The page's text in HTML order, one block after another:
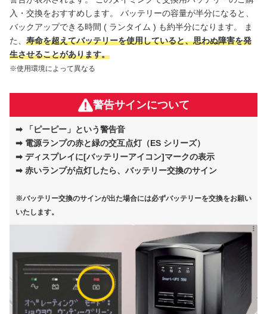
入・交換をおすすめします。 バッテリーの容量が半分になると、
バックアップできる時間 ( ランタイム ) も約半分になります。 ま
た、 寿命を超えてバッテリーを使用していると、思わぬ障害を発
生させることがあります。
※使用環境によって異なる
警告サインについて
➡ 「ピーピー」という警告音
➡ 電源ランプの赤と緑の交互点灯（ES シリーズ）
➡ ディスプレイに[バッテリーアイコン]マークの表示
➡ 赤いランプが点灯したら、バッテリー交換のサイン
※バッテリー交換のサインが出た場合には必ずバッテリーを交換をお願い
いたします。